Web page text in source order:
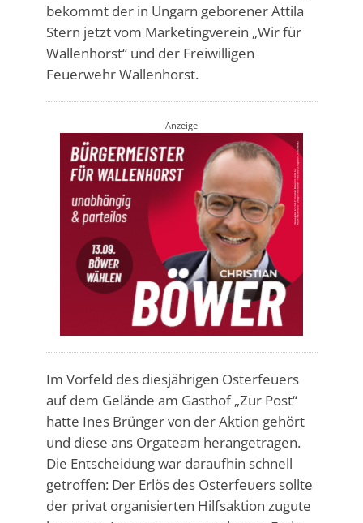
bekommt der in Ungarn geborener Attila
Stern jetzt vom Marketingverein „Wir für
Wallenhorst“ und der Freiwilligen
Feuerwehr Wallenhorst.
Anzeige
Im Vorfeld des diesjährigen Osterfeuers
auf dem Gelände am Gasthof „Zur Post“
hatte Ines Brünger von der Aktion gehört
und diese ans Orgateam herangetragen.
Die Entscheidung war daraufhin schnell
getroffen: Der Erlös des Osterfeuers sollte
der privat organisierten Hilfsaktion zugute